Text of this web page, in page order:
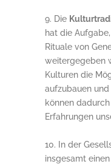
Die
hat die
Rituale von
weitergegeben
Kulturen die
aufzubauen
können
Erfahrungen
In der
insgesamt